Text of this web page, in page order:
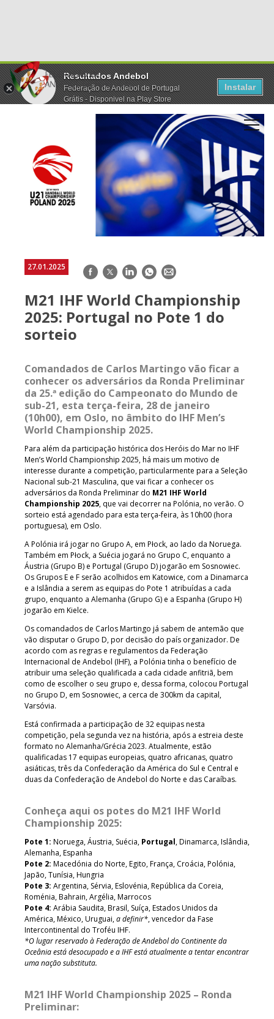
Resultados Andebol
Federação de Andebol de Portugal
Grátis - Disponivel na Play Store
Instalar
27.01.2025 Facebook
TwitterLinkedInWhatsApp
E-
M21 IHF World Championship
2025: Portugal no Pote 1 do
sorteio
Comandados de Carlos Martingo vão ficar a
conhecer os adversários da Ronda Preliminar
da 25.ª edição do Campeonato do Mundo de
sub-21, esta terça-feira, 28 de janeiro
(10h00), em Oslo, no âmbito do IHF Men’s
World Championship 2025.
Para além da participação histórica dos Heróis do Mar no IHF
Men’s World Championship 2025, há mais um motivo de
interesse durante a competição, particularmente para a Seleção
Nacional sub-21 Masculina, que vai ficar a conhecer os
adversários da Ronda Preliminar do M21 IHF World
Championship 2025, que vai decorrer na Polónia, no verão. O
sorteio está agendado para esta terça-feira, às 10h00 (hora
portuguesa), em Oslo.
A Polónia irá jogar no Grupo A, em Płock, ao lado da Noruega.
Também em Płock, a Suécia jogará no Grupo C, enquanto a
Áustria (Grupo B) e Portugal (Grupo D) jogarão em Sosnowiec.
Os Grupos E e F serão acolhidos em Katowice, com a Dinamarca
e a Islândia a serem as equipas do Pote 1 atribuídas a cada
grupo, enquanto a Alemanha (Grupo G) e a Espanha (Grupo H)
jogarão em Kielce.
Os comandados de Carlos Martingo já sabem de antemão que
vão disputar o Grupo D, por decisão do país organizador. De
acordo com as regras e regulamentos da Federação
Internacional de Andebol (IHF), a Polónia tinha o benefício de
atribuir uma seleção qualificada a cada cidade anfitriã, bem
como de escolher o seu grupo e, dessa forma, colocou Portugal
no Grupo D, em Sosnowiec, a cerca de 300km da capital,
Varsóvia.
Está confirmada a participação de 32 equipas nesta
competição, pela segunda vez na história, após a estreia deste
formato no Alemanha/Grécia 2023. Atualmente, estão
qualificadas 17 equipas europeias, quatro africanas, quatro
asiáticas, três da Confederação da América do Sul e Central e
duas da Confederação de Andebol do Norte e das Caraíbas.
Conheça aqui os potes do M21 IHF World
Championship 2025:
Pote 1: Noruega, Áustria, Suécia, Portugal, Dinamarca, Islândia,
Alemanha, Espanha
Pote 2: Macedónia do Norte, Egito, França, Croácia, Polónia,
Japão, Tunísia, Hungria
Pote 3: Argentina, Sérvia, Eslovénia, República da Coreia,
Roménia, Bahrain, Argélia, Marrocos
Pote 4: Arábia Saudita, Brasil, Suíça, Estados Unidos da
América, México, Uruguai,a definir*, vencedor da Fase
Intercontinental do Troféu IHF.
*O lugar reservado à Federação de Andebol do Continente da
Oceânia está desocupado e a IHF está atualmente a tentar encontrar
uma nação substituta.
M21 IHF World Championship 2025 – Ronda
Preliminar: